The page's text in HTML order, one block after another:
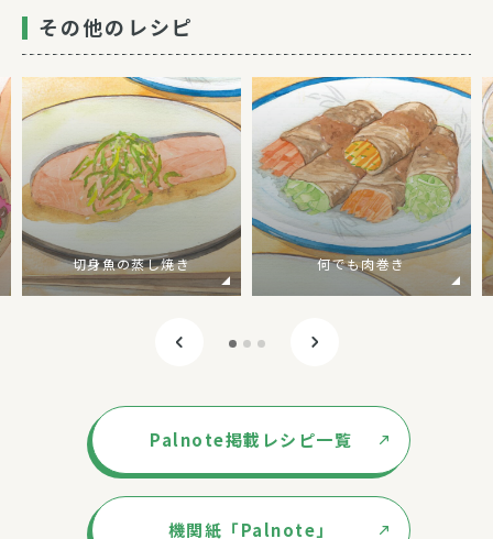
その他のレシピ
切身魚の蒸し焼き 何でも肉巻き
Palnote掲載レシピ一覧
機関紙「Palnote」